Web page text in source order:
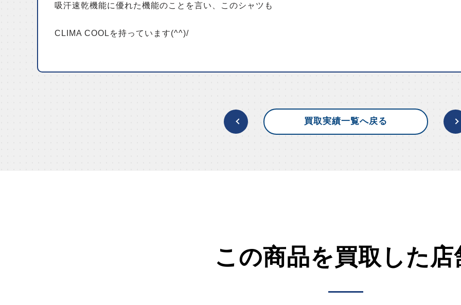
吸汗速乾機能に優れた機能のことを言い、このシャツも
CLIMA COOLを持っています(^^)/
買取実績一覧へ戻る
この商品を買取した店